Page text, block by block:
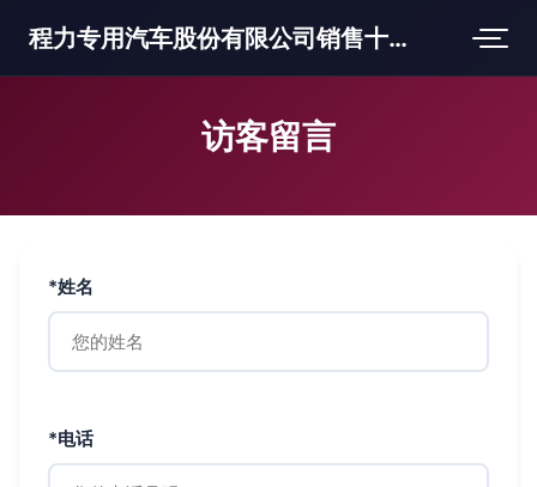
程力专用汽车股份有限公司销售十三分公司
访客留言
*姓名
*电话